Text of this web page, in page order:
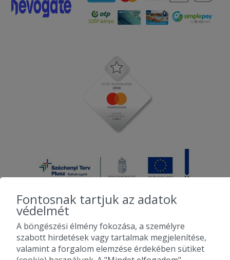
2010-2026 Copyright - Falatozz.hu - Diston-line Kft.
Pizza, gyros, hamburger, menük kedvező áron, egy helyen az összes
Fontosnak tartjuk az adatok
védelmét
A böngészési élmény fokozása, a személyre
szabott hirdetések vagy tartalmak megjelenítése,
valamint a forgalom elemzése érdekében sütiket